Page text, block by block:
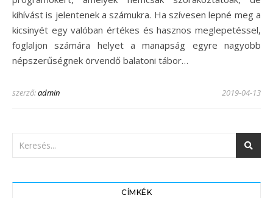
kihívást is jelentenek a számukra. Ha szívesen lepné meg a
kicsinyét egy valóban értékes és hasznos meglepetéssel,
foglaljon számára helyet a manapság egyre nagyobb
népszerűségnek örvendő balatoni tábor…
szerző:admin 2019-04-13
CÍMKÉK